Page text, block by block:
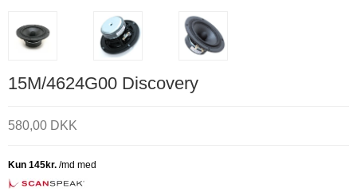
15M/4624G00 Discovery
580,00 DKK